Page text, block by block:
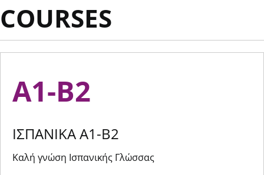
COURSES
A1-Β2
ΙΣΠΑΝΙΚΑ A1-Β2
Καλή γνώση Ισπανικής Γλώσσας